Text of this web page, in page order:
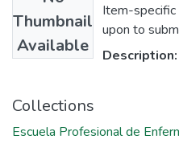
Thumbnail
Available
Item-specific
upon to
Description:
Collections
Escuela Profesional de